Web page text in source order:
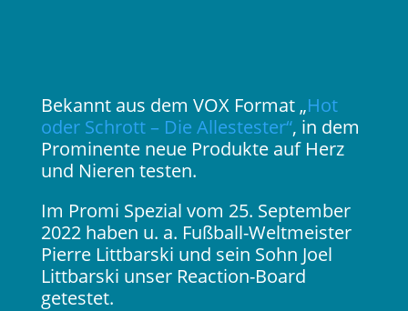
Bekannt aus dem VOX Format „Hot
oder Schrott – Die Allestester“, in dem
Prominente neue Produkte auf Herz
und Nieren testen.
Im Promi Spezial vom 25. September
2022 haben u. a. Fußball-Weltmeister
Pierre Littbarski und sein Sohn Joel
Littbarski unser Reaction-Board
getestet.